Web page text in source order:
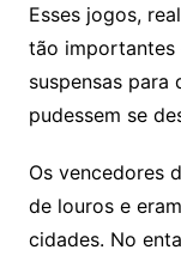
Esses jogos,
tão importantes
suspensas para
pudessem se
Os vencedores
de louros e
cidades. No